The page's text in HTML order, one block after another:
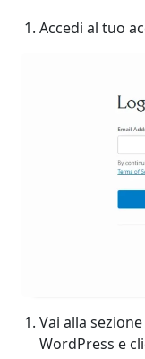
Accedi al tuo
Vai alla
WordPress e